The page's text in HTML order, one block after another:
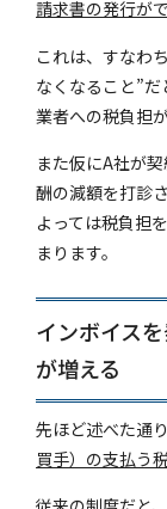
請求書の発行が
これは、すなわ
なくなること”
業者への税負担
また仮にA社が
酬の減額を打診
よっては税負担
まります。
インボイス
が増える
先ほど述べた通り
買手）の支払う